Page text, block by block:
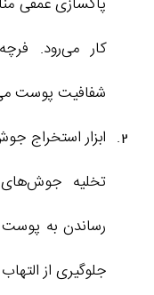
کار می‌رود.
شفافیت پوست
ابزار استخراج
تخلیه
رساندن به پوست
جلوگیری از